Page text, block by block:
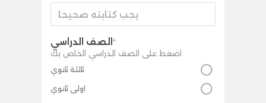
الصف الدراسي *
اضغط على الصف الدراسي الخاص بك
ثالثة ثانوي
اولى ثانوي